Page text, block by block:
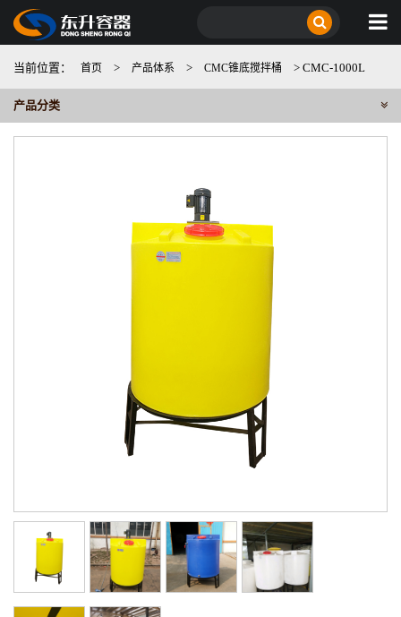
当前位置： 首页 > 产品体系 > CMC锥底搅拌桶 > CMC-1000L
产品分类